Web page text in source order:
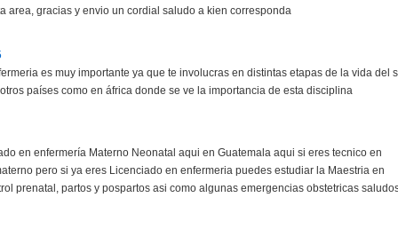
area, gracias y envio un cordial saludo a kien corresponda
es muy importante ya que te involucras en distintas etapas de la vida del
países como en áfrica donde se ve la importancia de esta disciplina
en enfermería Materno Neonatal aqui en Guatemala aqui si eres tecnico en
pero si ya eres Licenciado en enfermeria puedes estudiar la Maestria en
prenatal, partos y pospartos asi como algunas emergencias obstetricas